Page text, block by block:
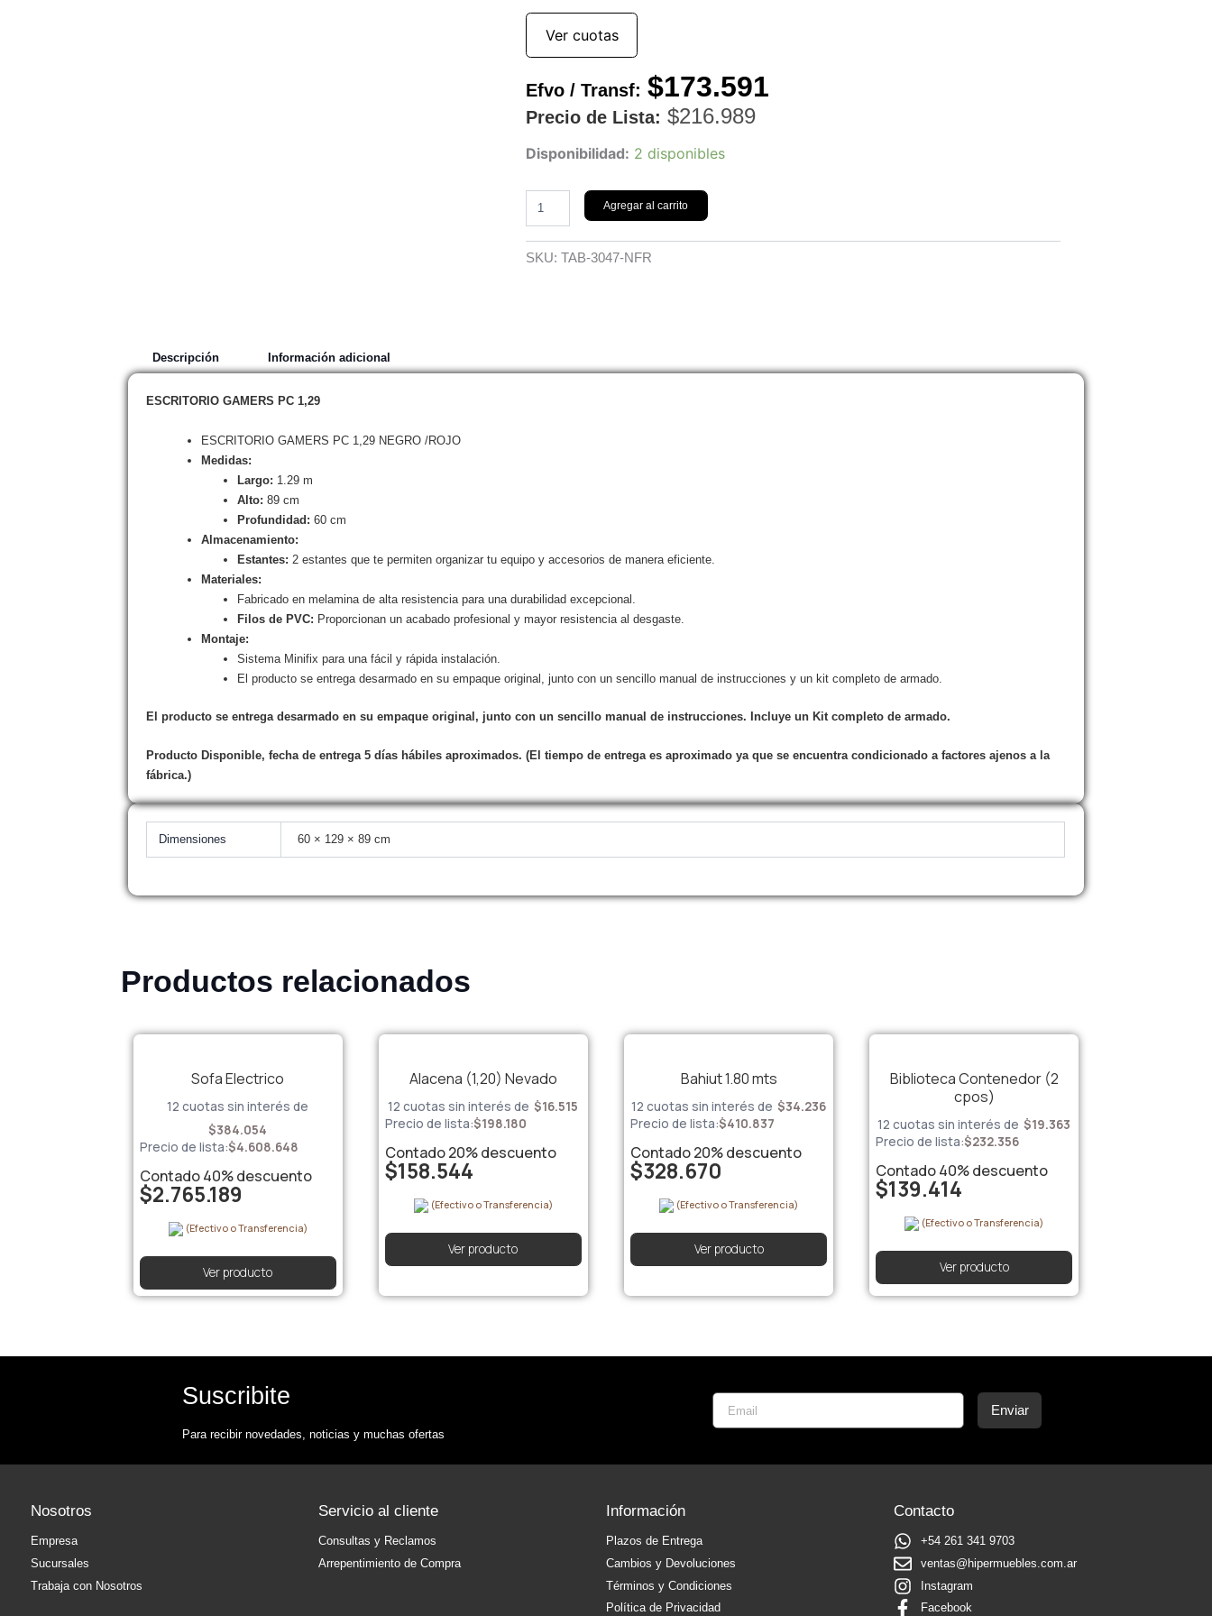
Ver cuotas
Efvo / Transf: $173.591
Precio de Lista: $216.989
Disponibilidad: 2 disponibles
Escritorio
Gamer
cantidad
Agregar al carrito
SKU:TAB-3047-NFR
Descripción Información adicional
ESCRITORIO GAMERS PC 1,29
ESCRITORIO GAMERS PC 1,29 NEGRO /ROJO
Medidas:
Largo: 1.29 m
Alto: 89 cm
Profundidad: 60 cm
Almacenamiento:
Estantes: 2 estantes que te permiten organizar tu equipo y accesorios de manera eficiente.
Materiales:
Fabricado en melamina de alta resistencia para una durabilidad excepcional.
Filos de PVC: Proporcionan un acabado profesional y mayor resistencia al desgaste.
Montaje:
Sistema Minifix para una fácil y rápida instalación.
El producto se entrega desarmado en su empaque original, junto con un sencillo manual de instrucciones y un kit completo de armado.
El producto se entrega desarmado en su empaque original, junto con un sencillo manual de instrucciones. Incluye un Kit completo de armado.
Producto Disponible, fecha de entrega 5 días hábiles aproximados. (El tiempo de entrega es aproximado ya que se encuentra condicionado a factores ajenos a la
fábrica.)
Dimensiones 60 × 129 × 89 cm
Productos relacionados
Sofa Electrico
12 cuotas sin interés de
$384.054
Precio de lista:$4.608.648
Contado40%descuento
$2.765.189
(Efectivo o Transferencia)
Ver producto
Alacena (1,20) Nevado
12 cuotas sin interés de $16.515
Precio de lista:$198.180
Contado20%descuento
$158.544
(Efectivo o Transferencia)
Ver producto
Bahiut 1.80 mts
12 cuotas sin interés de $34.236
Precio de lista:$410.837
Contado20%descuento
$328.670
(Efectivo o Transferencia)
Ver producto
Biblioteca Contenedor (2
cpos)
12 cuotas sin interés de $19.363
Precio de lista:$232.356
Contado40%descuento
$139.414
(Efectivo o Transferencia)
Ver producto
Suscribite
Para recibir novedades, noticias y muchas ofertas
Enviar
Nosotros
Empresa
Sucursales
Trabaja con Nosotros
Servicio al cliente
Consultas y Reclamos
Arrepentimiento de Compra
Información
Plazos de Entrega
Cambios y Devoluciones
Términos y Condiciones
Política de Privacidad
Contacto
+54 261 341 9703
ventas@hipermuebles.com.ar
Instagram
Facebook